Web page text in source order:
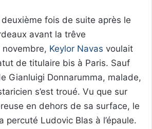
fois de suite après le
avant la trêve
Keylor Navas voulait
de titulaire bis à Paris. Sauf
Gianluigi Donnarumma, malade,
s’est troué. Vu que sur
en dehors de sa surface, le
percuté Ludovic Blas à l’épaule.